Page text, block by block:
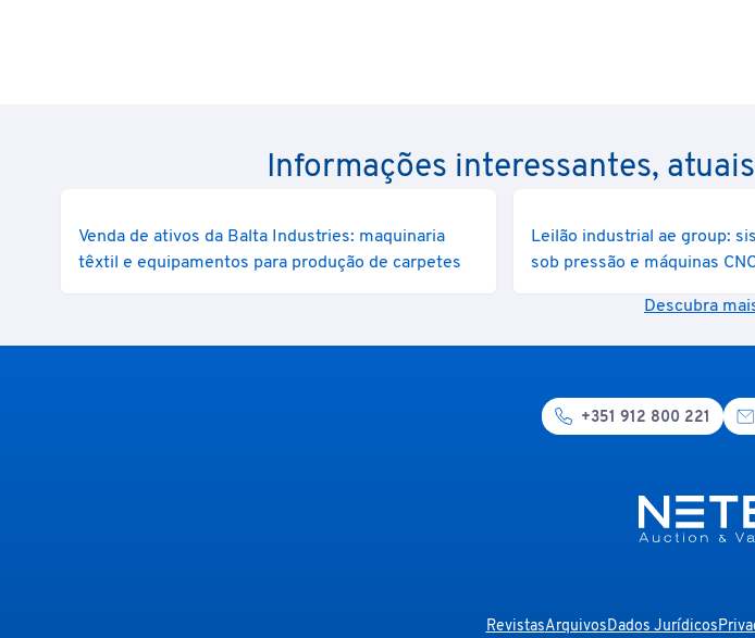
Informações interessantes,
Venda de ativos da Balta Industries: maquinaria
têxtil e equipamentos para produção de carpetes
Leilão industrial ae group:
sob pressão e máquinas CNC
Descubra
+351 912 800 221
RevistasArquivosDados Jurídicos